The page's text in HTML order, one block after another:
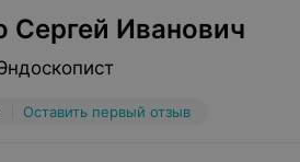
Сергей Иванович
Оставить первый отзыв